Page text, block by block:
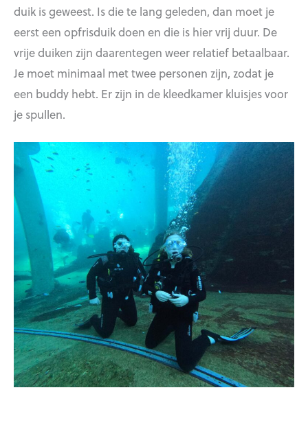
duik is geweest. Is die te lang geleden, dan moet je
eerst een opfrisduik doen en die is hier vrij duur. De
vrije duiken zijn daarentegen weer relatief betaalbaar.
Je moet minimaal met twee personen zijn, zodat je
een buddy hebt. Er zijn in de kleedkamer kluisjes voor
je spullen.